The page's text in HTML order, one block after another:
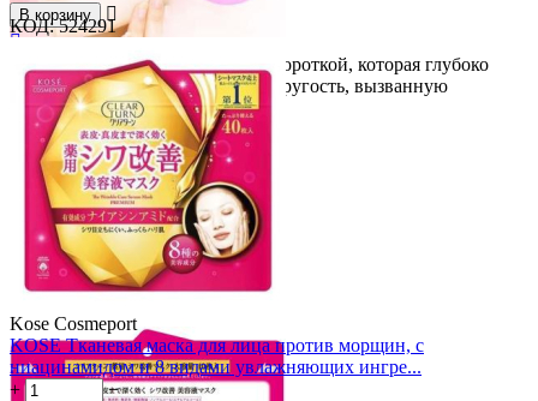
Скидка
31%
В корзину


Маска с концентрированной сывороткой, которая глубоко
проникает в кожу, возвращает упругость, вызванную
сухостью....
КОД: 524291
Kose Cosmeport
KOSE Тканевая маска для лица против морщин, с
ниацинамидом и 8 видами увлажняющих ингре...
+
−